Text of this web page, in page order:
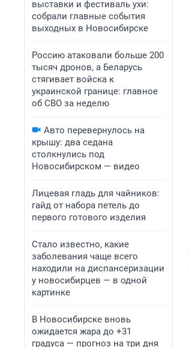
выставки и фестиваль ухи:
собрали главные события
выходных в Новосибирске
Россию атаковали больше 200
тысяч дронов, а Беларусь
стягивает войска к
украинской границе: главное
об СВО за неделю
Авто перевернулось на
крышу: два седана
столкнулись под
Новосибирском — видео
Лицевая гладь для чайников:
гайд от набора петель до
первого готового изделия
Стало известно, какие
заболевания чаще всего
находили на диспансеризации
у новосибирцев — в одной
картинке
В Новосибирске вновь
ожидается жара до +31
градуса — прогноз на три дня